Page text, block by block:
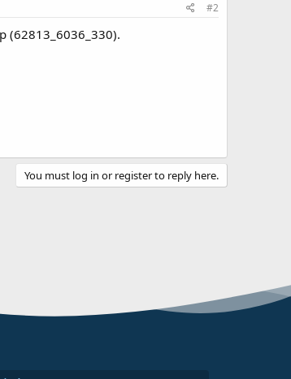
#2
(62813_6036_330).
You must log in or register to reply here.